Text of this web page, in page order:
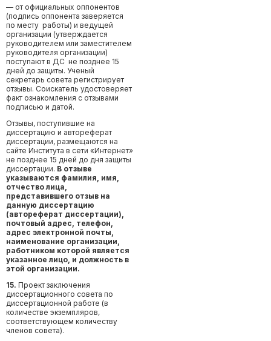
— от официальных оппонентов
(подпись оппонента заверяется
по месту работы) и ведущей
организации (утверждается
руководителем или заместителем
руководителя организации)
поступают в ДС не позднее 15
дней до защиты. Ученый
секретарь совета регистрирует
отзывы. Соискатель удостоверяет
факт ознакомления с отзывами
подписью и датой.
Отзывы, поступившие на
диссертацию и автореферат
диссертации, размещаются на
сайте Института в сети «Интернет»
не позднее 15 дней до дня защиты
диссертации. В отзыве
указываются фамилия, имя,
отчество лица,
представившего отзыв на
данную диссертацию
(автореферат диссертации),
почтовый адрес, телефон,
адрес электронной почты,
наименование организации,
работником которой является
указанное лицо, и должность в
этой организации.
15. Проект заключения
диссертационного совета по
диссертационной работе (в
количестве экземпляров,
соответствующем количеству
членов совета).